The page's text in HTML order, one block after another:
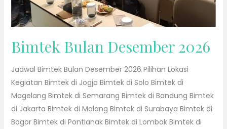
Bimtek Bulan Desember 2026
Jadwal Bimtek Bulan Desember 2026 Pilihan Lokasi
Kegiatan Bimtek di Jogja Bimtek di Solo Bimtek di
Magelang Bimtek di Semarang Bimtek di Bandung Bimtek
di Jakarta Bimtek di Malang Bimtek di Surabaya Bimtek di
Bogor Bimtek di Pontianak Bimtek di Lombok Bimtek di